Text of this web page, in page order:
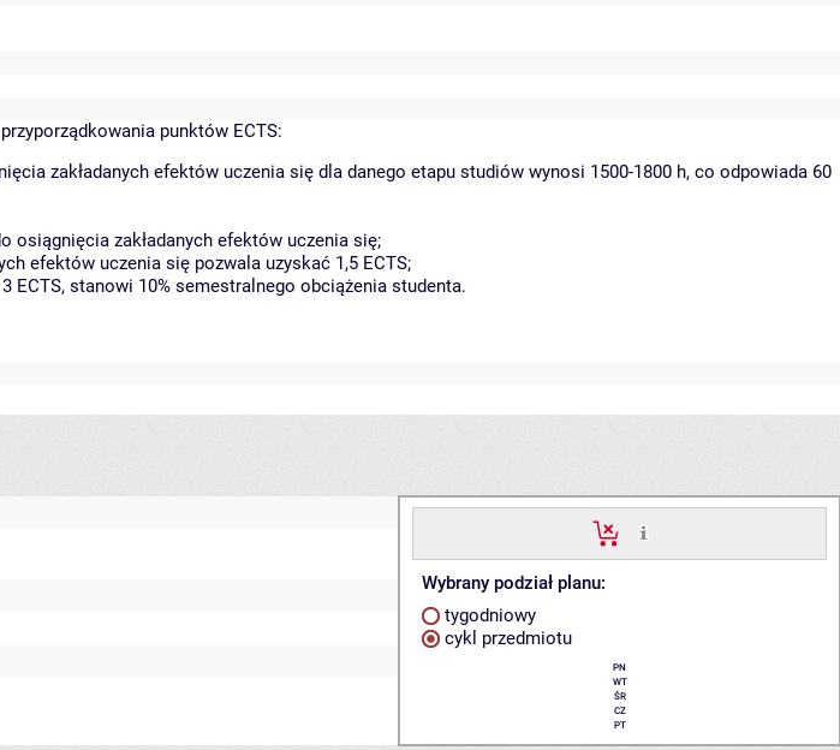
punktów ECTS:
zakładanych efektów uczenia się dla danego etapu studiów wynosi 1500-1800 h, co odpowiada 60
osiągnięcia zakładanych efektów uczenia się;
efektów uczenia się pozwala uzyskać 1,5 ECTS;
ECTS, stanowi 10% semestralnego obciążenia studenta.
Wybrany podział planu:
tygodniowy
cykl przedmiotu
PN
WT
ŚR
CZ
PT